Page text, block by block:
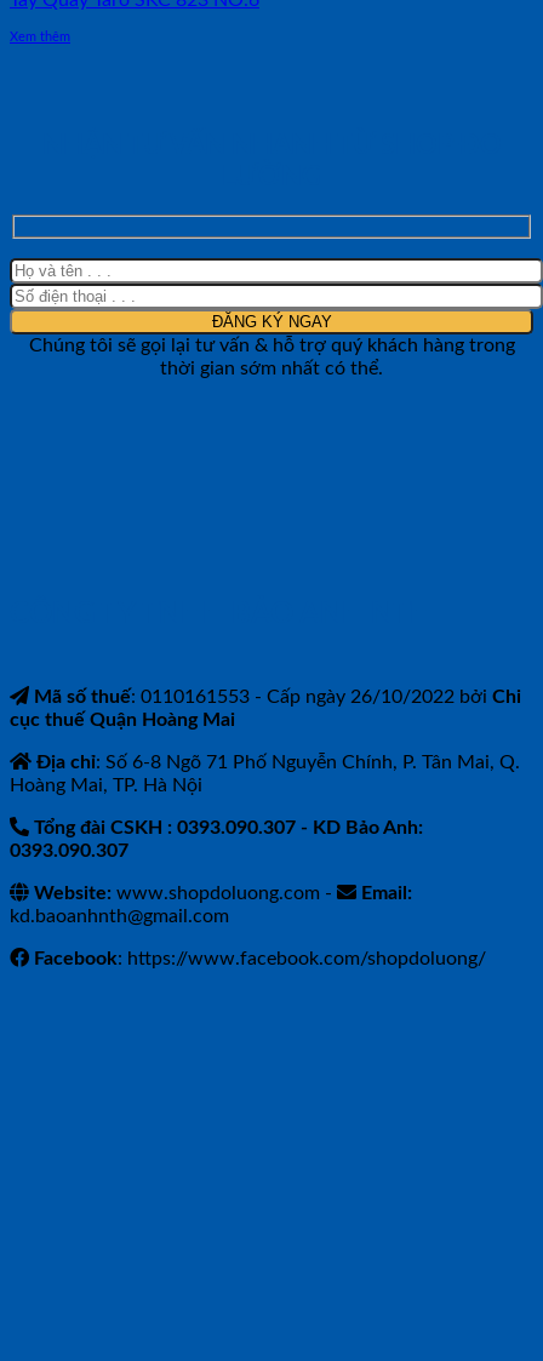
Xem thêm
Chúng tôi sẽ gọi lại tư vấn & hỗ trợ quý khách hàng trong
thời gian sớm nhất có thể.
Mã số thuế: 0110161553 - Cấp ngày 26/10/2022 bởi Chi
cục thuế Quận Hoàng Mai
Địa chỉ: Số 6-8 Ngõ 71 Phố Nguyễn Chính, P. Tân Mai, Q.
Hoàng Mai, TP. Hà Nội
Tổng đài CSKH : 0393.090.307 - KD Bảo Anh:
0393.090.307
Website: www.shopdoluong.com -
Email:
kd.baoanhnth@gmail.com
Facebook: https://www.facebook.com/shopdoluong/